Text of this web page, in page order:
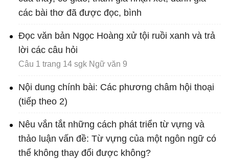
các bài thơ đã được đọc, bình
Đọc văn bản Ngọc Hoàng xử tội ruồi xanh và trả
lời các câu hỏi
Câu 1 trang 14 sgk Ngữ văn 9
Nội dung chính bài: Các phương châm hội thoại
(tiếp theo 2)
Nêu vắn tắt những cách phát triển từ vựng và
thảo luận vấn đề: Từ vựng của một ngôn ngữ có
thể không thay đổi được không?